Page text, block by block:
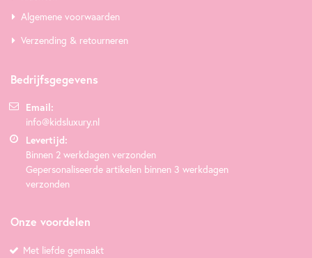
Algemene voorwaarden
Verzending & retourneren
Bedrijfsgegevens
Email:
info@kidsluxury.nl
Levertijd:
Binnen 2 werkdagen verzonden
Gepersonaliseerde artikelen binnen 3 werkdagen
verzonden
Onze voordelen
Met liefde gemaakt